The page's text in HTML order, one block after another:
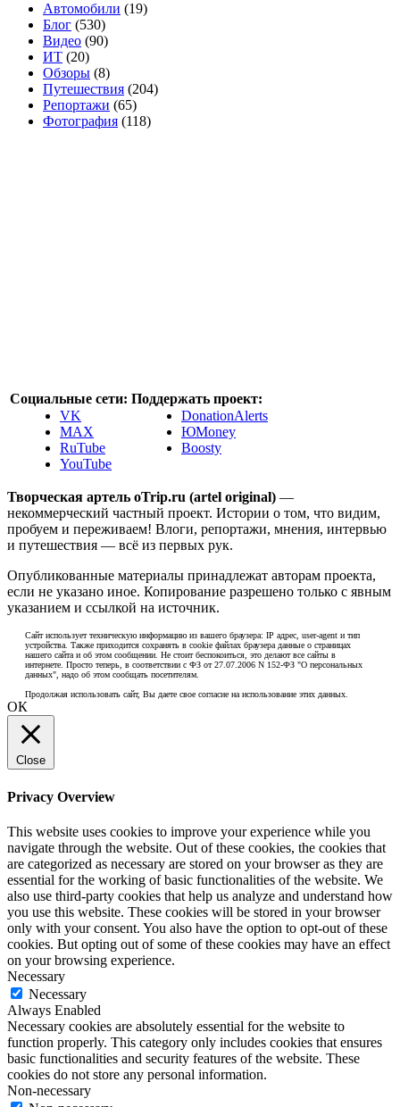
Автомобили (19)
Блог (530)
Видео (90)
ИТ (20)
Обзоры (8)
Путешествия (204)
Репортажи (65)
Фотография (118)
Социальные сети:
VK
MAX
RuTube
YouTube
Поддержать проект:
DonationAlerts
ЮMoney
Boosty
Творческая артель oTrip.ru (artel original) —
некоммерческий частный проект. Истории о том, что видим,
пробуем и переживаем! Влоги, репортажи, мнения, интервью
и путешествия — всё из первых рук.
Опубликованные материалы принадлежат авторам проекта,
если не указано иное. Копирование разрешено только с явным
указанием и ссылкой на источник.
Сайт использует техническую информацию из вашего браузера: IP адрес, user-agent и тип
устройства. Также приходится сохранять в cookie файлах браузера данные о страницах
нашего сайта и об этом сообщении. Не стоит беспокоиться, это делают все сайты в
интернете. Просто теперь, в соответствии с ФЗ от 27.07.2006 N 152-ФЗ "О персональных
данных", надо об этом сообщать посетителям.
Продолжая использовать сайт, Вы даете свое согласие на использование этих данных.
ОК
Close
Privacy Overview
This website uses cookies to improve your experience while you
navigate through the website. Out of these cookies, the cookies that
are categorized as necessary are stored on your browser as they are
essential for the working of basic functionalities of the website. We
also use third-party cookies that help us analyze and understand how
you use this website. These cookies will be stored in your browser
only with your consent. You also have the option to opt-out of these
cookies. But opting out of some of these cookies may have an effect
on your browsing experience.
Necessary
Necessary
Always Enabled
Necessary cookies are absolutely essential for the website to
function properly. This category only includes cookies that ensures
basic functionalities and security features of the website. These
cookies do not store any personal information.
Non-necessary